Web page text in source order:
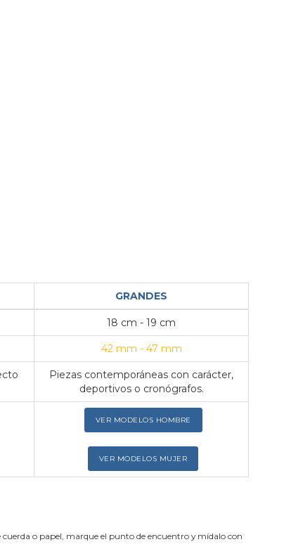
GRANDES
18 cm - 19 cm
42 mm - 47 mm
Piezas contemporáneas con carácter,
deportivos o cronógrafos.
VER MODELOS HOMBRE
VER MODELOS MUJER
o papel, marque el punto de encuentro y mídalo con